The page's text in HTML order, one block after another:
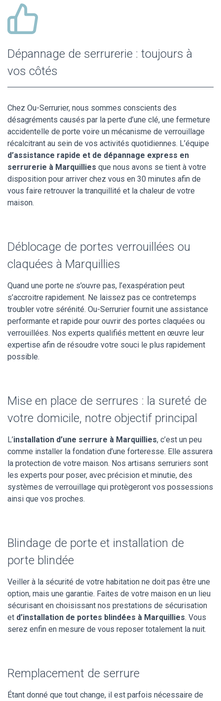
Dépannage de serrurerie : toujours à
vos côtés
Chez Ou-Serrurier, nous sommes conscients des
désagréments causés par la perte d’une clé, une fermeture
accidentelle de porte voire un mécanisme de verrouillage
récalcitrant au sein de vos activités quotidiennes. L’équipe
d’assistance rapide et de dépannage express en
serrurerie à Marquillies que nous avons se tient à votre
disposition pour arriver chez vous en 30 minutes afin de
vous faire retrouver la tranquillité et la chaleur de votre
maison.
Déblocage de portes verrouillées ou
claquées à Marquillies
Quand une porte ne s’ouvre pas, l’exaspération peut
s’accroitre rapidement. Ne laissez pas ce contretemps
troubler votre sérénité. Ou-Serrurier fournit une assistance
performante et rapide pour ouvrir des portes claquées ou
verrouillées. Nos experts qualifiés mettent en œuvre leur
expertise afin de résoudre votre souci le plus rapidement
possible.
Mise en place de serrures : la sureté de
votre domicile, notre objectif principal
L’installation d’une serrure à Marquillies, c’est un peu
comme installer la fondation d’une forteresse. Elle assurera
la protection de votre maison. Nos artisans serruriers sont
les experts pour poser, avec précision et minutie, des
systèmes de verrouillage qui protègeront vos possessions
ainsi que vos proches.
Blindage de porte et installation de
porte blindée
Veiller à la sécurité de votre habitation ne doit pas être une
option, mais une garantie. Faites de votre maison en un lieu
sécurisant en choisissant nos prestations de sécurisation
et d’installation de portes blindées à Marquillies. Vous
serez enfin en mesure de vous reposer totalement la nuit.
Remplacement de serrure
Étant donné que tout change, il est parfois nécessaire de